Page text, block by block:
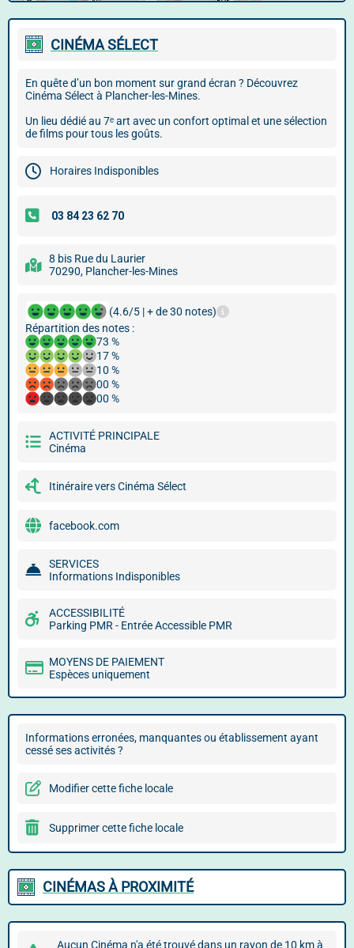
CINÉMA SÉLECT
En quête d’un bon moment sur grand écran ? Découvrez
Cinéma Sélect à Plancher-les-Mines.
Un lieu dédié au 7ᵉ art avec un confort optimal et une sélection
de films pour tous les goûts.
Horaires Indisponibles
8 bis Rue du Laurier
70290, Plancher-les-Mines
(4.6/5 | + de 30 notes)
Répartition des notes :
73 %
17 %
10 %
00 %
00 %
ACTIVITÉ PRINCIPALE
Cinéma
Itinéraire vers Cinéma Sélect
facebook.com
SERVICES
Informations Indisponibles
ACCESSIBILITÉ
Parking PMR - Entrée Accessible PMR
MOYENS DE PAIEMENT
Espèces uniquement
Informations erronées, manquantes ou établissement ayant
cessé ses activités ?
Modifier cette fiche locale
Supprimer cette fiche locale
CINÉMAS À PROXIMITÉ
Aucun Cinéma n'a été trouvé dans un rayon de 10 km à